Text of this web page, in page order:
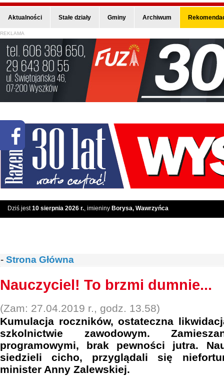
Aktualności Stałe działy Gminy Archiwum
REKLAMA
Dziś jest10 sierpnia 2026 r., imieniny Borysa, Wawrzyńca
- Strona Główna
Nauczyciel! To brzmi dumnie...
(Zam: 27.04.2019 r., godz. 13.58)
Kumulacja roczników, ostateczna
szkolnictwie zawodowym.
programowymi, brak pewności jutra.
siedzieli cicho, przyglądali się
minister Anny Zalewskiej.